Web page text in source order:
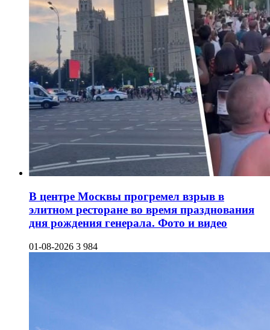
В центре Москвы прогремел взрыв в
элитном ресторане во время празднования
дня рождения генерала. Фото и видео
01-08-2026 3 984